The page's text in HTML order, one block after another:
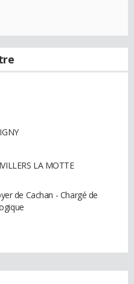
LA MOTTE
de Cachan - Chargé de